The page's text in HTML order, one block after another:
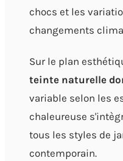
chocs et les
changements
Sur le plan
teinte naturelle
variable selon les
chaleureuse
tous les styles de
contemporain.